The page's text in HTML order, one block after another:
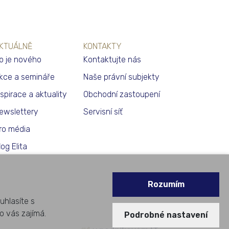
s
vás zajímá.
Rozumím
Podrobné nastavení
je nového
a semináře
a aktuality
média
Elita
KONTAKTY
Kontaktujte nás
Naše právní subjekty
Obchodní zastoupení
Servisní síť